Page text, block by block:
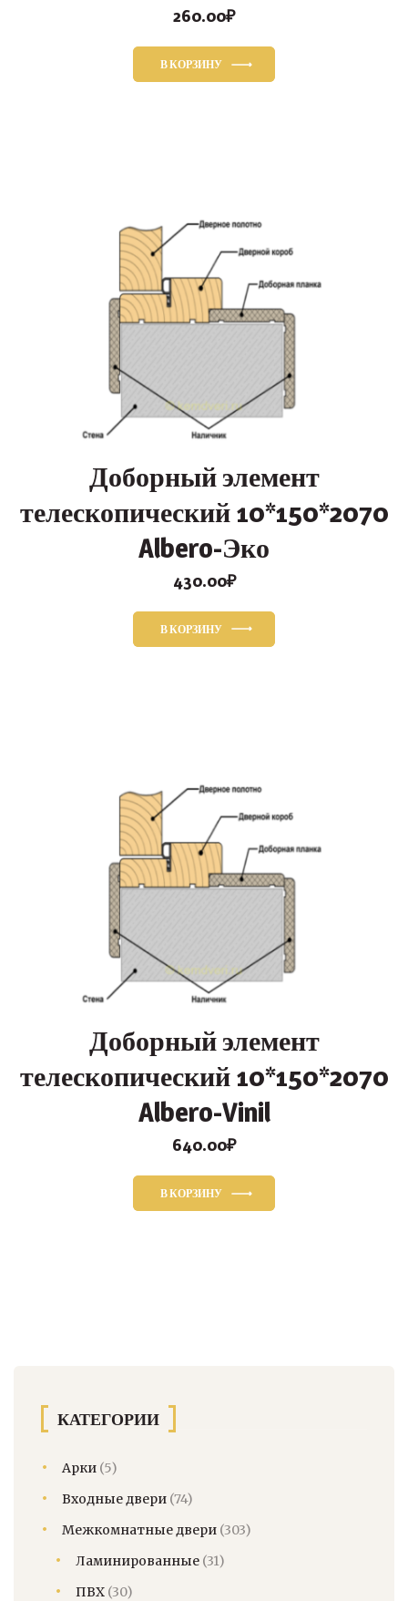
260.00₽
В КОРЗИНУ
Доборный элемент
телескопический 10*150*2070
Albero-Эко
430.00₽
В КОРЗИНУ
Доборный элемент
телескопический 10*150*2070
Albero-Vinil
640.00₽
В КОРЗИНУ
КАТЕГОРИИ
Арки (5)
Входные двери (74)
Межкомнатные двери (303)
Ламинированные (31)
ПВХ (30)